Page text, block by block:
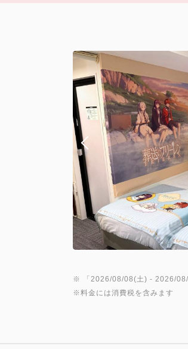
※ 「 2026/08/08(土) - 2026/
※料金には消費税を含みます